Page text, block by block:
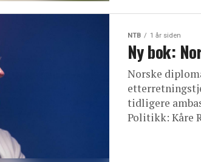
NTB 1 år siden
Ny bok:
Norske
tidligere
Politikk: Kåre